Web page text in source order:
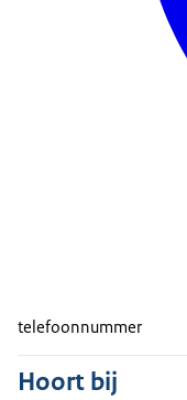
telefoonnummer
Hoort bij